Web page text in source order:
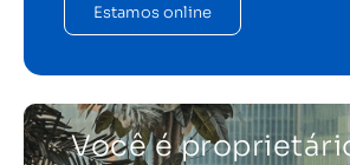
Estamos online
Você é